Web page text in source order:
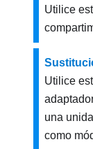
Utilice
Utilice
una
como